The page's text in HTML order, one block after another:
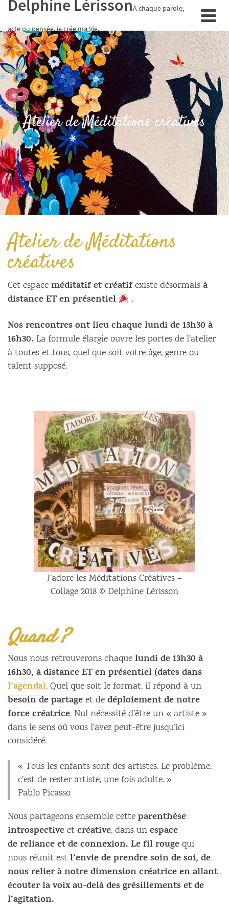
Delphine LérissonÀ chaque parole,
acte ou pensée, je crée ma Vie.
Atelier de Méditations créatives
Atelier de Méditations
créatives
Cet espaceméditatif et créatifexiste désormaisà
distance ET en présentiel
.
Nos rencontres ont lieu chaque lundi de 13h30 à
16h30. La formule élargie ouvre les portes de l’atelier
à toutes et tous, quel que soit votre âge, genre ou
talent supposé.
J’adore les Méditations Créatives –
Collage 2018 © Delphine Lérisson
Quand ?
Nous nous retrouverons chaquelundi de 13h30 à
16h30, à distance ET en présentiel (dates dans
l’agenda). Quel que soit le format, il répond à un
besoin de partageet dedéploiement de notre
force créatrice. Nul nécessité d’être un « artiste »
dans le sens où vous l’avez peut-être jusqu’ici
considéré.
« Tous les enfants sont des artistes. Le problème,
c’est de rester artiste, une fois adulte. »
Pablo Picasso
Nous partageons ensemble cetteparenthèse
introspectiveetcréative, dans unespace
de reliance et de connexion. Le fil rougequi
nous réunit estl’envie de prendre soin de soi, de
nous relier à notre dimension créatrice en allant
écouter la voix au-delà des grésillements et de
l’agitation.